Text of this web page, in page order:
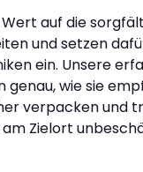
auf die
und setzen
ein. Unsere
genau, wie sie
verpacken und
Zielort